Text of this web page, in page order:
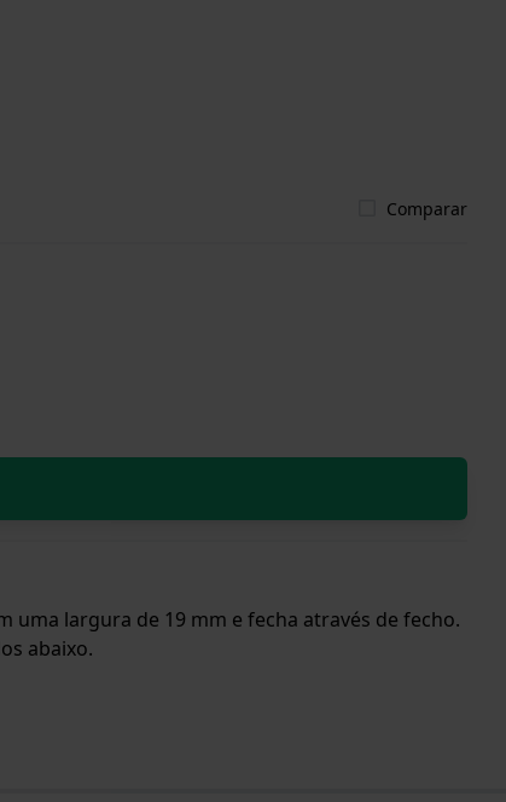
Comparar
uma largura de 19 mm e fecha através de fecho.
abaixo.